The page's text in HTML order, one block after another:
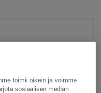
toimii oikein ja voimme
sosiaalisen median